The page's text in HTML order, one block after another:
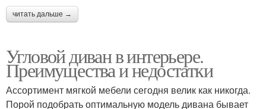
читать дальше →
Угловой диван в интерьере.
Преимущества и недостатки
Ассортимент мягкой мебели сегодня велик как никогда.
Порой подобрать оптимальную модель дивана бывает